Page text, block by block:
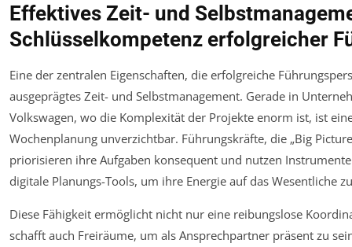
Effektives Zeit- und
Schlüsselkompetenz erfolgreicher
Eine der zentralen Eigenschaften, die erfolgreiche
ausgeprägtes Zeit- und Selbstmanagement. Gerade in
Volkswagen, wo die Komplexität der Projekte enorm ist, ist
Wochenplanung unverzichtbar. Führungskräfte, die „Big
priorisieren ihre Aufgaben konsequent und nutzen
digitale Planungs-Tools, um ihre Energie auf das Wesentliche
Diese Fähigkeit ermöglicht nicht nur eine reibungslose
schafft auch Freiräume, um als Ansprechpartner präsent zu